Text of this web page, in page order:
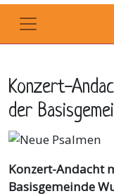
Konzert-
der
Konzert-Andacht
Basisgemeinde